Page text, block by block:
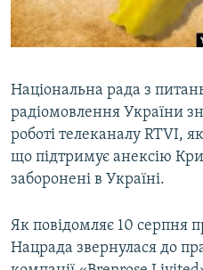
СВІДЧЕННЯ ОКУПАЦІЇ
УКРАЇНСЬКА ПРОБЛЕМА КРИМУ
Qırımtatar
Усі сайти RFE/RL
Національна рада з
радіомовлення України
роботі телеканалу RTVI,
що підтримує анексію
заборонені в Україні.
Як повідомляє 10 серпня
Нацрада звернулася до